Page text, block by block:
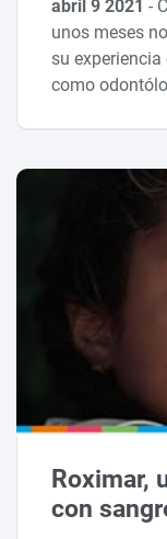
abril 9 2021-
unos meses
su
como
Roximar,
con